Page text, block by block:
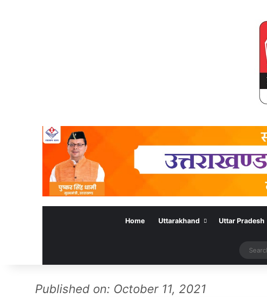
Home Uttarakhand Uttar Pradesh
Published on: October 11, 2021